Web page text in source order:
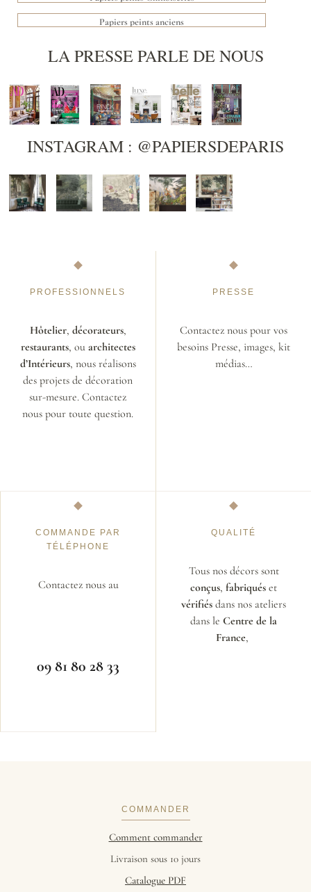
Papiers peints anciens
LA PRESSE PARLE DE NOUS
INSTAGRAM : @PAPIERSDEPARIS
PROFESSIONNELS
Hôtelier, décorateurs,
restaurants, ou architectes
d’Intérieurs, nous réalisons
des projets de décoration
sur-mesure. Contactez
nous pour toute question.
PRESSE
Contactez nous pour vos
besoins Presse, images, kit
médias…
COMMANDE PAR
TÉLÉPHONE
Contactez nous au
09 81 80 28 33
QUALITÉ
Tous nos décors sont
conçus, fabriqués et
vérifiés dans nos ateliers
dans le Centre de la
France,
COMMANDER
Comment commander
Livraison sous 10 jours
Catalogue PDF